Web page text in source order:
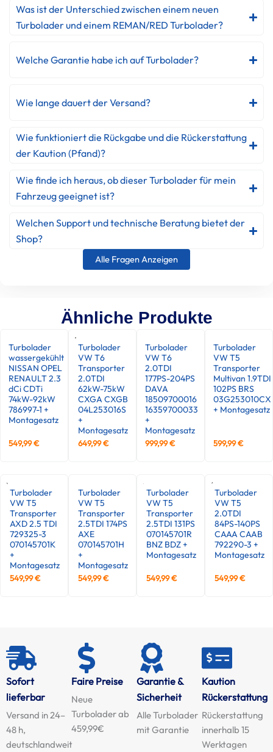
Was ist der Unterschied zwischen einem neuen
Turbolader und einem REMAN/RED Turbolader?
Welche Garantie habe ich auf Turbolader?
Wie lange dauert der Versand?
Wie funktioniert die Rückgabe und die Rückerstattung
der Kaution (Pfand)?
Wie finde ich heraus, ob dieser Turbolader für mein
Fahrzeug geeignet ist?
Welchen Support und technische Beratung bietet der
Shop?
Alle Fragen Anzeigen
Ähnliche Produkte
Turbolader
wassergekühlt
NISSAN OPEL
RENAULT 2.3
dCi CDTi
74kW-92kW
786997-1 +
Montagesatz
549,99€
Turbolader
VW T6
Transporter
2.0TDI
62kW-75kW
CXGA CXGB
04L253016S
+
Montagesatz
649,99€
Turbolader
VW T6
2.0TDI
177PS-204PS
DAVA
18509700016
16359700033
+
Montagesatz
999,99€
Turbolader
VW T5
Transporter
Multivan 1.9TDI
102PS BRS
03G253010CX
+ Montagesatz
599,99€
Turbolader
VW T5
Transporter
AXD 2.5 TDI
729325-3
070145701K
+
Montagesatz
549,99€
Turbolader
VW T5
Transporter
2.5TDI 174PS
AXE
070145701H
+
Montagesatz
549,99€
Turbolader
VW T5
Transporter
2.5TDI 131PS
070145701R
BNZ BDZ +
Montagesatz
549,99€
Turbolader
VW T5
2.0TDI
84PS-140PS
CAAA CAAB
792290-3 +
Montagesatz
549,99€
Sofort
lieferbar
Versand in 24–
48 h,
deutschlandweit
Faire Preise
Neue
Turbolader ab
459,99€
Garantie &
Sicherheit
Alle Turbolader
mit Garantie
Kaution
Rückerstattung
Rückerstattung
innerhalb 15
Werktagen